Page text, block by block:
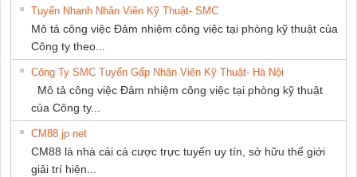
Tuyển Nhanh Nhân Viên Kỹ Thuật- SMC
Mô tả công việc Đảm nhiệm công việc tại phòng kỹ thuật của
Công ty theo...
Công Ty SMC Tuyển Gấp Nhân Viên Kỹ Thuật- Hà Nội
Mô tả công việc Đảm nhiệm công việc tại phòng kỹ thuật
của Công ty...
CM88 jp net
CM88 là nhà cái cá cược trực tuyến uy tín, sở hữu thế giới
giải trí hiện...